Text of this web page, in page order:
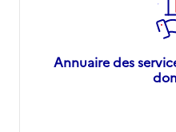
Annuaire des